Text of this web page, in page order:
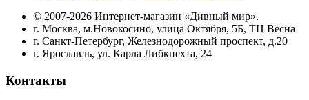
© 2007-2026 Интернет-магазин «Дивный мир».
г. Москва, м.Новокосино, улица Октября, 5Б, ТЦ Весна
г. Санкт-Петербург, Железнодорожный проспект, д.20
г. Ярославль, ул. Карла Либкнехта, 24
Контакты